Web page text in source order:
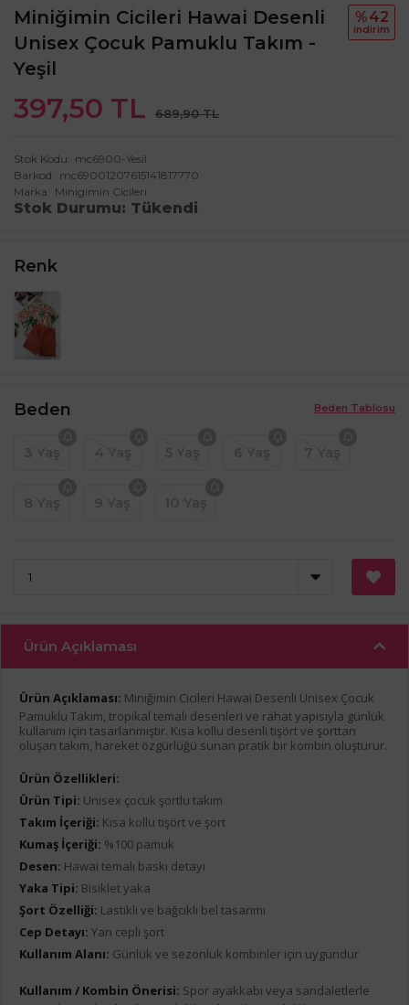
Miniğimin Cicileri Hawai Desenli
Unisex Çocuk Pamuklu Takım -
Yeşil
397,50 TL 689,90 TL
%42
i̇ndi̇ri̇m
Stok Kodu
mc6900-Yesil
Barkod
mc69001207615141817770
Marka
Minigimin Cicileri
Stok Durumu Tükendi
Renk
Beden Tablosu
Beden
Ürün Açıklaması
Ürün Açıklaması: Miniğimin Cicileri Hawai Desenli Unisex Çocuk
Pamuklu Takım, tropikal temalı desenleri ve rahat yapısıyla günlük
kullanım için tasarlanmıştır. Kısa kollu desenli tişört ve şorttan
oluşan takım, hareket özgürlüğü sunan pratik bir kombin oluşturur.
Ürün Özellikleri:
Ürün Tipi: Unisex çocuk şortlu takım
Takım İçeriği: Kısa kollu tişört ve şort
Kumaş İçeriği: %100 pamuk
Desen: Hawai temalı baskı detayı
Yaka Tipi: Bisiklet yaka
Şort Özelliği: Lastikli ve bağcıklı bel tasarımı
Cep Detayı: Yan cepli şort
Kullanım Alanı: Günlük ve sezonluk kombinler için uygundur
Kullanım / Kombin Önerisi: Spor ayakkabı veya sandaletlerle